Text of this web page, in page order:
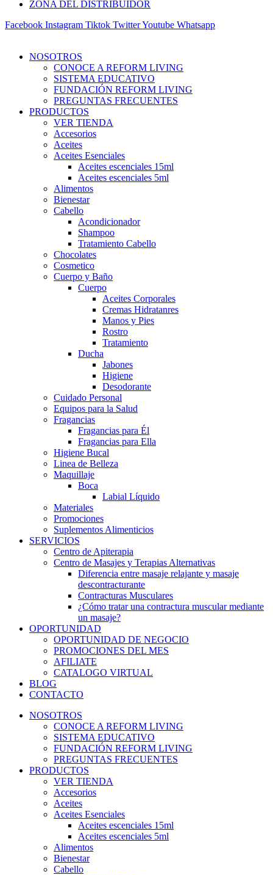
ZONA DEL DISTRIBUIDOR
Facebook Instagram Tiktok TwitterYoutube Whatsapp
NOSOTROS
CONOCE A REFORM LIVING
SISTEMA EDUCATIVO
FUNDACIÓN REFORM LIVING
PREGUNTAS FRECUENTES
PRODUCTOS
VER TIENDA
Accesorios
Aceites
Aceites Esenciales
Aceites escenciales 15ml
Aceites escenciales 5ml
Alimentos
Bienestar
Cabello
Acondicionador
Shampoo
Tratamiento Cabello
Chocolates
Cosmetico
Cuerpo y Baño
Cuerpo
Aceites Corporales
Cremas Hidratanres
Manos y Pies
Rostro
Tratamiento
Ducha
Jabones
Higiene
Desodorante
Cuidado Personal
Equipos para la Salud
Fragancias
Fragancias para Él
Fragancias para Ella
Higiene Bucal
Linea de Belleza
Maquillaje
Boca
Labial Líquido
Materiales
Promociones
Suplementos Alimenticios
SERVICIOS
Centro de Apiterapia
Centro de Masajes y Terapias Alternativas
Diferencia entre masaje relajante y masaje
descontracturante
Contracturas Musculares
¿Cómo tratar una contractura muscular mediante
un masaje?
OPORTUNIDAD
OPORTUNIDAD DE NEGOCIO
PROMOCIONES DEL MES
AFILIATE
CATALOGO VIRTUAL
BLOG
CONTACTO
NOSOTROS
CONOCE A REFORM LIVING
SISTEMA EDUCATIVO
FUNDACIÓN REFORM LIVING
PREGUNTAS FRECUENTES
PRODUCTOS
VER TIENDA
Accesorios
Aceites
Aceites Esenciales
Aceites escenciales 15ml
Aceites escenciales 5ml
Alimentos
Bienestar
Cabello